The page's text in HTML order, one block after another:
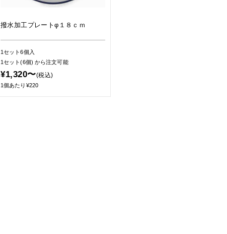
撥水加工プレートφ１８ｃｍ
1セット6個入
1セット(6個) から注文可能
¥1,320〜(税込)
1個あたり¥220